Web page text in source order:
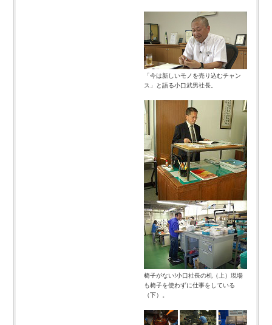
「今は新しいモノを売り込むチャン
ス」と語る小口武男社長。
椅子がない!小口社長の机（上）現場
も椅子を使わずに仕事をしている
（下）。